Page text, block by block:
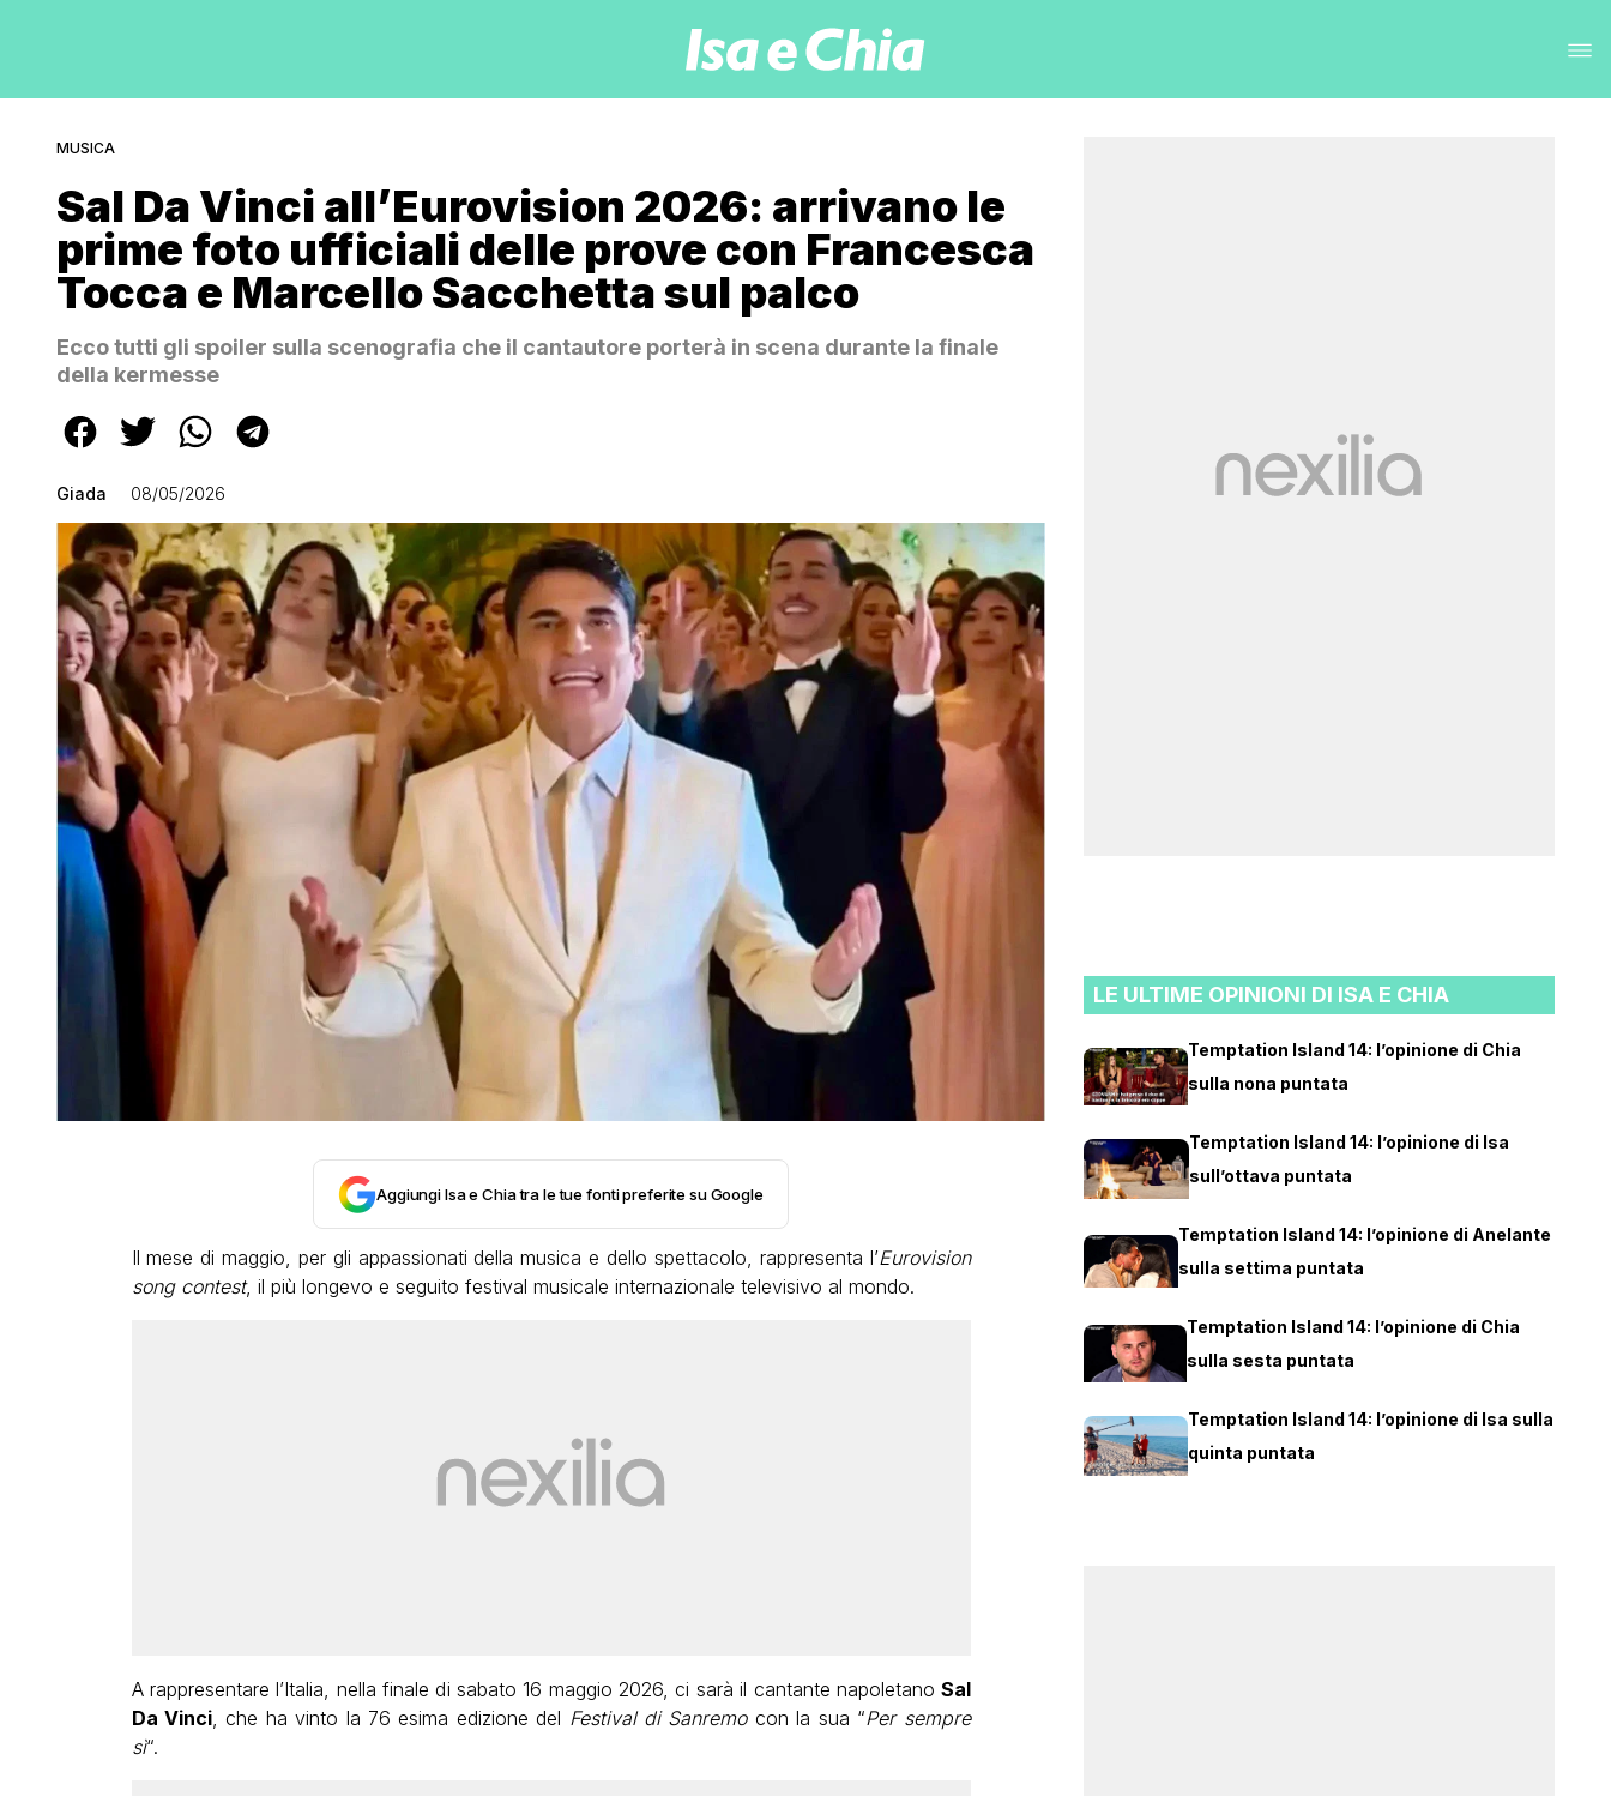
MUSICA
Sal Da Vinci all’Eurovision 2026: arrivano le
prime foto ufficiali delle prove con Francesca
Tocca e Marcello Sacchetta sul palco
Ecco tutti gli spoiler sulla scenografia che il cantautore porterà in scena durante la finale
della kermesse
Giada 08/05/2026
Aggiungi Isa e Chia tra le tue fonti preferite su Google
Il mese di maggio, per gli appassionati della musica e dello spettacolo, rappresenta l’Eurovision
song contest, il più longevo e seguito festival musicale internazionale televisivo al mondo.
A rappresentare l’Italia, nella finale di sabato 16 maggio 2026, ci sarà il cantante napoletano Sal
Da Vinci, che ha vinto la 76 esima edizione del Festival di Sanremocon la sua “Per sempre
sì“.
LE ULTIME OPINIONI DI ISA E CHIA
Temptation Island 14: l’opinione di Chia
sulla nona puntata
Temptation Island 14: l’opinione di Isa
sull’ottava puntata
Temptation Island 14: l’opinione di Anelante
sulla settima puntata
Temptation Island 14: l’opinione di Chia
sulla sesta puntata
Temptation Island 14: l’opinione di Isa sulla
quinta puntata